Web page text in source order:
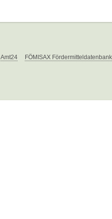
Amt24 FÖMISAX Fördermitteldatenbank